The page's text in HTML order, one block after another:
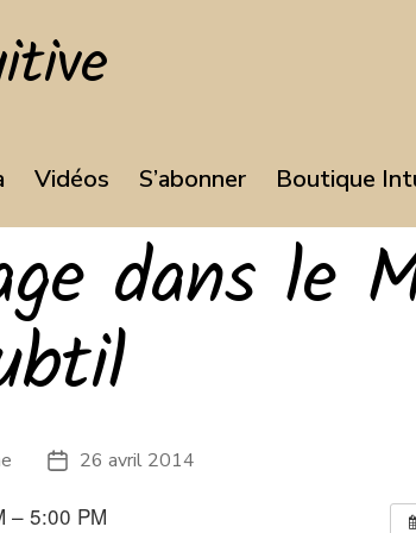
Vidéos S’abonner Boutique
dans le
Date
l’article
26 avril 2014
– 5:00 PM